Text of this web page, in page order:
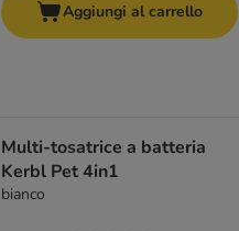
Aggiungi al carrello
Multi-tosatrice a batteria
Kerbl Pet 4in1
bianco